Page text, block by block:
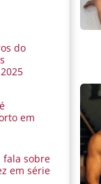
do
em
fala sobre
em série